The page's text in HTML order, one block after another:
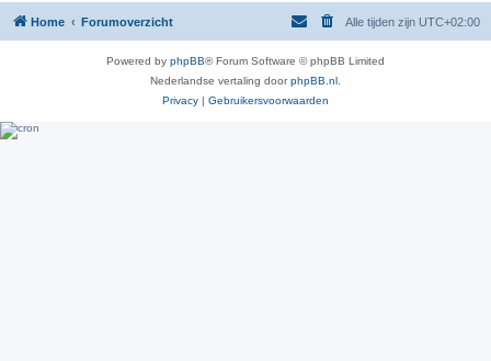
Home Forumoverzicht Alle tijden zijn UTC+02:00
Powered by phpBB® Forum Software © phpBB Limited
Nederlandse vertaling doorphpBB.nl
Privacy | Gebruikersvoorwaarden